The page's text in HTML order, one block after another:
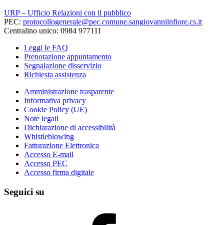
URP – Ufficio Relazioni con il pubblico
PEC: protocollogenerale@pec.comune.sangiovanniinfiore.cs.it
Centralino unico: 0984 977111
Leggi le FAQ
Prenotazione appuntamento
Segnalazione disservizio
Richiesta assistenza
Amministrazione trasparente
Informativa privacy
Cookie Policy (UE)
Note legali
Dichiarazione di accessibilità
Whistleblowing
Fatturazione Elettronica
Accesso E-mail
Accesso PEC
Accesso firma digitale
Seguici su